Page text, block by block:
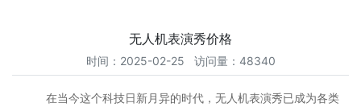
无人机表演秀价格
时间：2025-02-25 访问量：48340
在当今这个科技日新月异的时代，无人机表演秀已成为各类